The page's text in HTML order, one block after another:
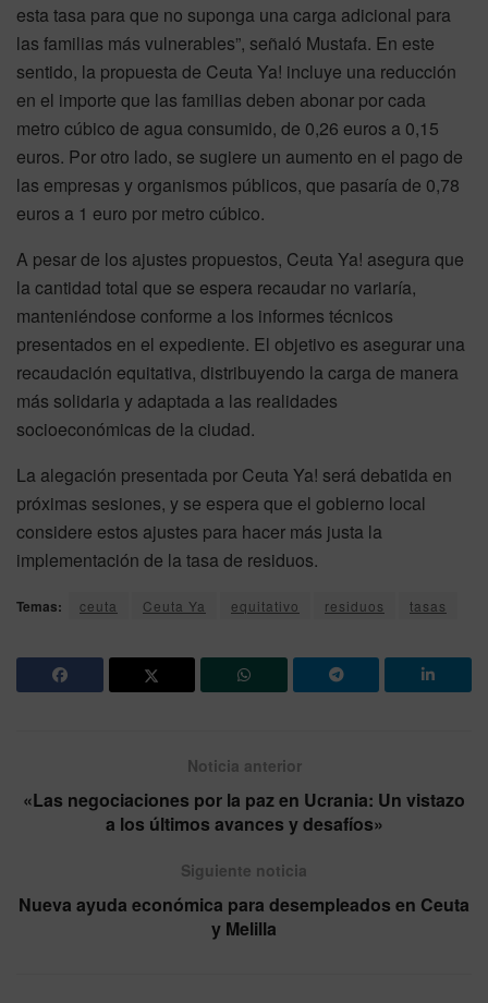
esta tasa para que no suponga una carga adicional para
las familias más vulnerables”, señaló Mustafa. En este
sentido, la propuesta de Ceuta Ya! incluye una reducción
en el importe que las familias deben abonar por cada
metro cúbico de agua consumido, de 0,26 euros a 0,15
euros. Por otro lado, se sugiere un aumento en el pago de
las empresas y organismos públicos, que pasaría de 0,78
euros a 1 euro por metro cúbico.
A pesar de los ajustes propuestos, Ceuta Ya! asegura que
la cantidad total que se espera recaudar no variaría,
manteniéndose conforme a los informes técnicos
presentados en el expediente. El objetivo es asegurar una
recaudación equitativa, distribuyendo la carga de manera
más solidaria y adaptada a las realidades
socioeconómicas de la ciudad.
La alegación presentada por Ceuta Ya! será debatida en
próximas sesiones, y se espera que el gobierno local
considere estos ajustes para hacer más justa la
implementación de la tasa de residuos.
Temas: ceuta Ceuta Ya equitativo residuos tasas
Noticia anterior
«Las negociaciones por la paz en Ucrania: Un vistazo
a los últimos avances y desafíos»
Siguiente noticia
Nueva ayuda económica para desempleados en Ceuta
y Melilla